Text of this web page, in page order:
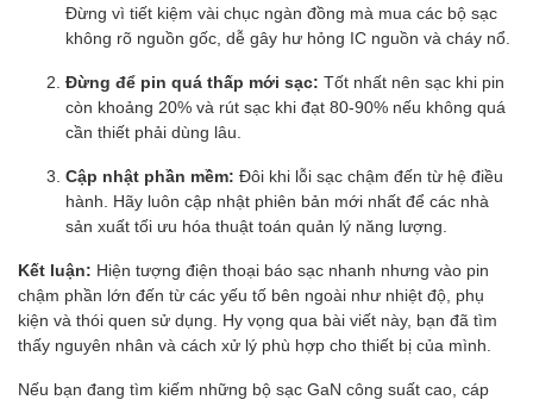
Đừng vì tiết kiệm vài chục ngàn đồng mà mua các bộ sạc
không rõ nguồn gốc, dễ gây hư hỏng IC nguồn và cháy nổ.
Đừng để pin quá thấp mới sạc: Tốt nhất nên sạc khi pin
còn khoảng 20% và rút sạc khi đạt 80-90% nếu không quá
cần thiết phải dùng lâu.
Cập nhật phần mềm: Đôi khi lỗi sạc chậm đến từ hệ điều
hành. Hãy luôn cập nhật phiên bản mới nhất để các nhà
sản xuất tối ưu hóa thuật toán quản lý năng lượng.
Kết luận: Hiện tượng điện thoại báo sạc nhanh nhưng vào pin
chậm phần lớn đến từ các yếu tố bên ngoài như nhiệt độ, phụ
kiện và thói quen sử dụng. Hy vọng qua bài viết này, bạn đã tìm
thấy nguyên nhân và cách xử lý phù hợp cho thiết bị của mình.
Nếu bạn đang tìm kiếm những bộ sạc GaN công suất cao, cáp